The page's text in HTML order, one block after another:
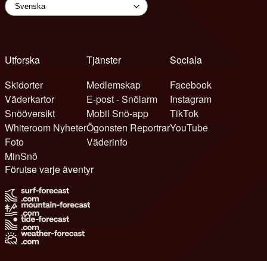
Utforska
Skidorter
Väderkartor
Snööversikt
Whiteroom Nyheter
Foto
MinSnö
Tjänster
Medlemskap
E-post - Snölarm
Mobil Snö-app
Ögonsten Reportrar
Väderinfo
Sociala
Facebook
Instagram
TikTok
YouTube
Förutse varje äventyr